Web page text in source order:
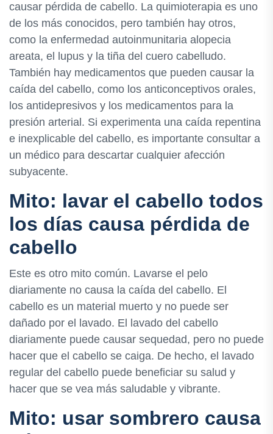
causar pérdida de cabello. La quimioterapia es uno
de los más conocidos, pero también hay otros,
como la enfermedad autoinmunitaria alopecia
areata, el lupus y la tiña del cuero cabelludo.
También hay medicamentos que pueden causar la
caída del cabello, como los anticonceptivos orales,
los antidepresivos y los medicamentos para la
presión arterial. Si experimenta una caída repentina
e inexplicable del cabello, es importante consultar a
un médico para descartar cualquier afección
subyacente.
Mito: lavar el cabello todos
los días causa pérdida de
cabello
Este es otro mito común. Lavarse el pelo
diariamente no causa la caída del cabello. El
cabello es un material muerto y no puede ser
dañado por el lavado. El lavado del cabello
diariamente puede causar sequedad, pero no puede
hacer que el cabello se caiga. De hecho, el lavado
regular del cabello puede beneficiar su salud y
hacer que se vea más saludable y vibrante.
Mito: usar sombrero causa